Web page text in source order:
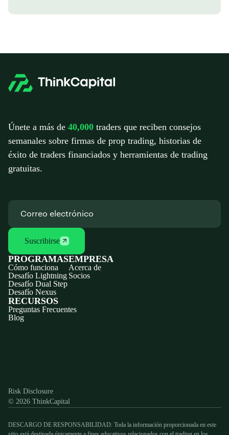
Únete a más de 40,000 traders que reciben consejos
semanales sobre firmas de prop trading, historias de
éxito de traders financiados y herramientas de trading
gratuitas.
Suscribirse
PROGRAMAS
Cómo funciona
Desafío Lightning
Desafío Dual Step
Desafío Nexus
EMPRESA
Acerca de
Socios
RECURSOS
Preguntas Frecuentes
Blog
Risk Disclosure
© 2026 ThinkCapital
DESCARGO DE RESPONSABILIDAD: Toda la información proporcionada en este